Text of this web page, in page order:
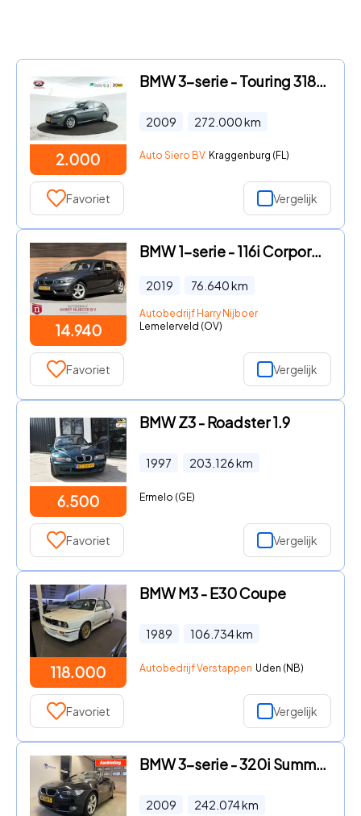
2.000
BMW 3-serie - Touring 318i Executive
2009 272.000km
Auto Siero BV Kraggenburg (FL)
Favoriet Vergelijk
14.940
BMW 1-serie - 116i Corporate Lease Executive Navi / Telefoon / PDC Voor en
2019 76.640km
Autobedrijf Harry Nijboer
Lemelerveld (OV)
Favoriet Vergelijk
6.500
BMW Z3 - Roadster 1.9
1997 203.126km
Ermelo (GE)
Favoriet Vergelijk
118.000
BMW M3 - E30 Coupe
1989 106.734km
Autobedrijf Verstappen Uden (NB)
Favoriet Vergelijk
BMW 3-serie - 320i Summer HI EXE CABRIO KEY-LESS LEER NETTE AUTO NAP APK B
2009 242.074km